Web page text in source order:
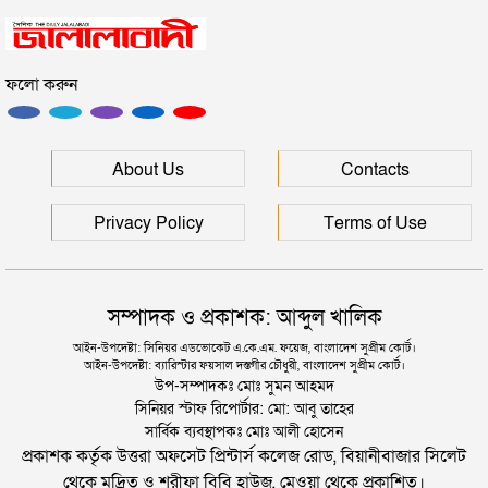
মৃত্যুদণ্ড
সিলেটে হামের উপসর্গ আরও ২ শিশুর মৃত্যু
ফলো করুন
About Us Contacts
Privacy Policy Terms of Use
সম্পাদক ও প্রকাশক: আব্দুল খালিক
আইন-উপদেষ্টা: সিনিয়র এডভোকেট এ.কে.এম. ফয়েজ, বাংলাদেশ সুপ্রীম কোর্ট।
আইন-উপদেষ্টা: ব্যারিস্টার ফয়সাল দস্তগীর চৌধুরী, বাংলাদেশ সুপ্রীম কোর্ট।
উপ-সম্পাদকঃ মোঃ সুমন আহমদ
সিনিয়র স্টাফ রিপোর্টার: মো: আবু তাহের
সার্বিক ব্যবস্থাপকঃ মোঃ আলী হোসেন
প্রকাশক কর্তৃক উত্তরা অফসেট প্রিন্টার্স কলেজ রোড, বিয়ানীবাজার সিলেট
থেকে মুদ্রিত ও শরীফা বিবি হাউজ, মেওয়া থেকে প্রকাশিত।